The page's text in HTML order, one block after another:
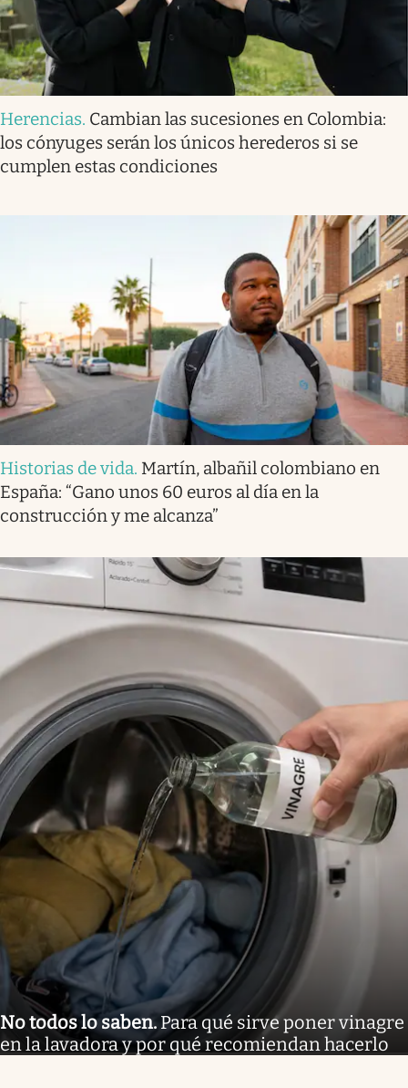
Herencias. Cambian las sucesiones en Colombia:
los cónyuges serán los únicos herederos si se
cumplen estas condiciones
Historias de vida. Martín, albañil colombiano en
España: “Gano unos 60 euros al día en la
construcción y me alcanza”
No todos lo saben. Para qué sirve poner vinagre
en la lavadora y por qué recomiendan hacerlo